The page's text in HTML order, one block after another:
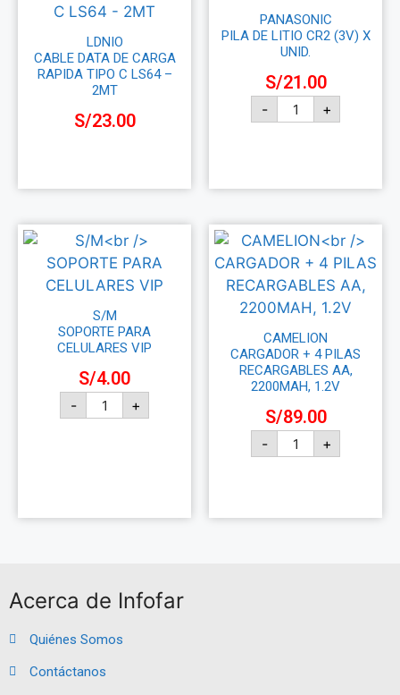
LDNIO
CABLE DATA DE CARGA
RAPIDA TIPO C LS64 –
2MT
S/23.00
PANASONIC
PILA DE LITIO CR2 (3V) X
UNID.
S/21.00
- +
S/M
SOPORTE PARA
CELULARES VIP
S/4.00
- +
CAMELION
CARGADOR + 4 PILAS
RECARGABLES AA,
2200MAH, 1.2V
S/89.00
- +
Acerca de Infofar
Quiénes Somos
Contáctanos